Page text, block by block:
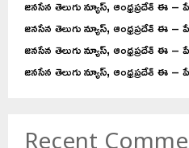
జనసేన తెలుగు న్యూస్, ఆంధ్రప్రదేశ్ ఈ
జనసేన తెలుగు న్యూస్, ఆంధ్రప్రదేశ్ ఈ
జనసేన తెలుగు న్యూస్, ఆంధ్రప్రదేశ్ ఈ
జనసేన తెలుగు న్యూస్, ఆంధ్రప్రదేశ్ ఈ